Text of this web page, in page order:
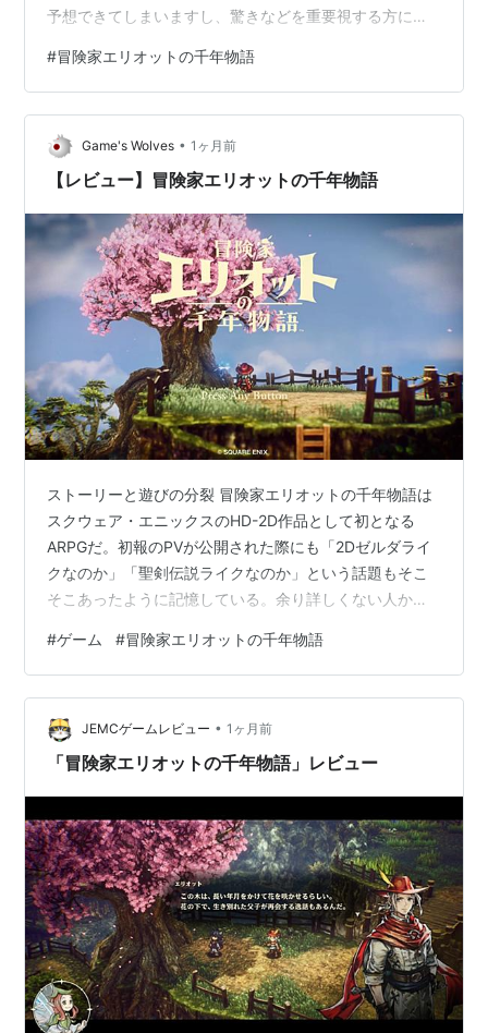
予想できてしまいますし、驚きなどを重要視する方には
アクションをHD2Dにした感じです。もちろんちゃんと
HD2Dの良さは活かされていて、2Dなのに3Dっぽい部分
などは目新しさを感じます(HD2Dアクションとしては初
なので。あとラスボス前の戦闘などはHD2Dならでは感が
ありました)。しかしながらボリュームを考慮するとやや
#冒険家エリオットの千年物語
Game's Wolves • 1ヶ月前
【レビュー】冒険家エリオットの千年物語
ストーリーと遊びの分裂 冒険家エリオットの千年物語は
スクウェア・エニックスのHD-2D作品として初となる
ARPGだ。初報のPVが公開された際にも「2Dゼルダライ
クなのか」「聖剣伝説ライクなのか」という話題もそこ
そこあったように記憶している。余り詳しくない人から
いてしまえばRPG要素が強いのか否かというところだ。
特に同社は聖剣伝説シリーズを有しているため、聖剣伝
説シリーズのノウハウが活かされるのかとも期待された
のではないかと思う。しかし、実際には2Dゼルダライク
方面のゲームになっており、同社としては比較的野心的
#ゲーム #冒険家エリオットの千年物語
JEMCゲームレビュー • 1ヶ月前
「冒険家エリオットの千年物語」レビュー